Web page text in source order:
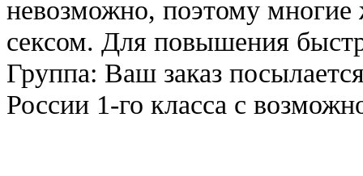
невозможно, поэтому
сексом. Для повышения
Группа: Ваш заказ
России 1-го класса с